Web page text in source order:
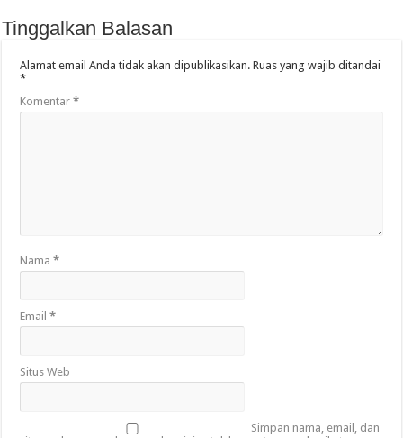
Tinggalkan Balasan
Alamat email Anda tidak akan dipublikasikan. Ruas yang wajib ditandai
*
Komentar*
Nama*
Email*
Situs Web
Simpan nama, email, dan